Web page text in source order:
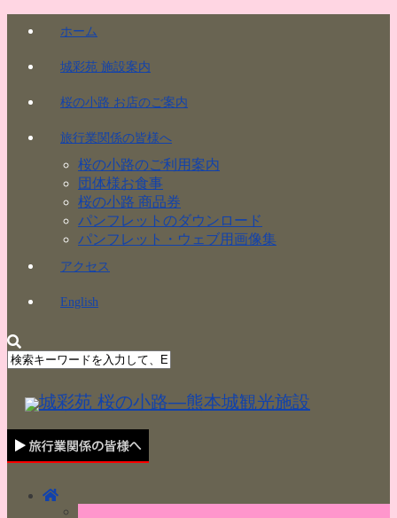
ホーム
城彩苑 施設案内
桜の小路 お店のご案内
旅行業関係の皆様へ
桜の小路のご利用案内
団体様お食事
桜の小路 商品券
パンフレットのダウンロード
パンフレット・ウェブ用画像集
アクセス
English